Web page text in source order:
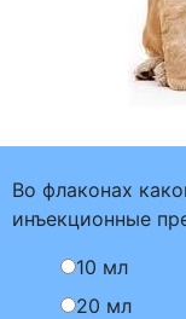
Во флаконах
инъекционные
10 мл
20 мл